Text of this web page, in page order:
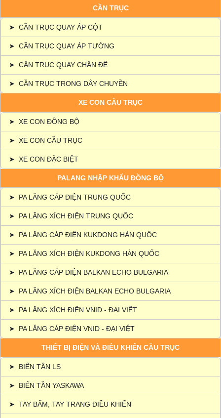
CẦN TRỤC
➤ CẦN TRỤC QUAY ÁP CỘT
➤ CẦN TRỤC QUAY ÁP TƯỜNG
➤ CẦN TRỤC QUAY CHÂN ĐẾ
➤ CẦN TRỤC TRONG DÂY CHUYỀN
XE CON CẦU TRỤC
➤ XE CON ĐỒNG BỘ
➤ XE CON CẦU TRỤC
➤ XE CON ĐẶC BIỆT
PALANG NHẬP KHẨU ĐỒNG BỘ
➤ PA LĂNG CÁP ĐIỆN TRUNG QUỐC
➤ PA LĂNG XÍCH ĐIỆN TRUNG QUỐC
➤ PA LĂNG CÁP ĐIỆN KUKDONG HÀN QUỐC
➤ PA LĂNG XÍCH ĐIỆN KUKDONG HÀN QUỐC
➤ PA LĂNG CÁP ĐIỆN BALKAN ECHO BULGARIA
➤ PA LĂNG XÍCH ĐIỆN BALKAN ECHO BULGARIA
➤ PA LĂNG XÍCH ĐIỆN VNID - ĐẠI VIỆT
➤ PA LĂNG CÁP ĐIỆN VNID - ĐẠI VIỆT
THIẾT BỊ ĐIỆN VÀ ĐIỀU KHIỂN CẦU TRỤC
➤ BIẾN TẦN LS
➤ BIẾN TẦN YASKAWA
➤ TAY BẤM, TAY TRANG ĐIỀU KHIỂN